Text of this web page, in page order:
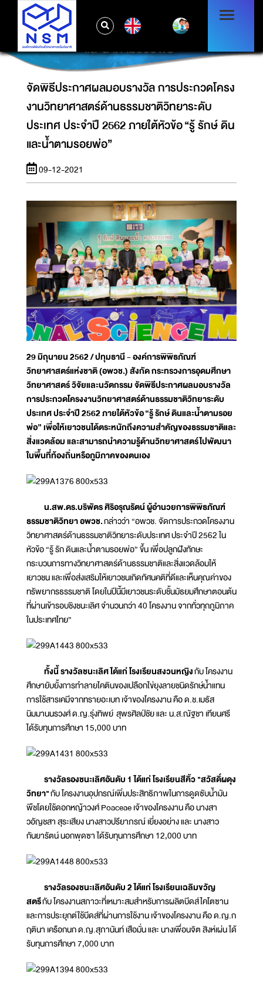
จัดพิธีประกาศผลมอบรางวัล การประกวดโครง
งานวิทยาศาสตร์ด้านธรรมชาติวิทยาระดับ
ประเทศ ประจำปี 2562 ภายใต้หัวข้อ “รู้ รักษ์ ดิน
และน้ำตามรอยพ่อ”
จัดพิธีประกาศผลมอบรางวัล การประกวดโครง
งานวิทยาศาสตร์ด้านธรรมชาติวิทยาระดับ
ประเทศ ประจำปี 2562 ภายใต้หัวข้อ “รู้ รักษ์ ดิน
และน้ำตามรอยพ่อ”
09-12-2021
29 มิถุนายน 2562 / ปทุมธานี - องค์การพิพิธภัณฑ์
วิทยาศาสตร์แห่งชาติ (อพวช.) สังกัด กระทรวงการอุดมศึกษา
วิทยาศาสตร์ วิจัยและนวัตกรรม จัดพิธีประกาศผลมอบรางวัล
การประกวดโครงงานวิทยาศาสตร์ด้านธรรมชาติวิทยาระดับ
ประเทศ ประจำปี 2562 ภายใต้หัวข้อ“รู้ รักษ์ ดินและน้ำตามรอย
พ่อ” เพื่อให้เยาวชนได้ตระหนักถึงความสำคัญของธรรมชาติและ
สิ่งแวดล้อม และสามารถนำความรู้ด้านวิทยาศาสตร์ไปพัฒนา
ในพื้นที่ท้องถิ่นหรือภูมิภาคของตนเอง
น.สพ.ดร.บริพัตร ศิริอรุณรัตน์ ผู้อำนวยการพิพิธภัณฑ์
ธรรมชาติวิทยา อพวช.กล่าวว่า “อพวช. จัดการประกวดโครงงาน
วิทยาศาสตร์ด้านธรรมชาติวิทยาระดับประเทศ ประจำปี 2562 ใน
หัวข้อ “รู้ รัก ดินและน้ำตามรอยพ่อ” ขึ้น เพื่อปลูกฝังทักษะ
กระบวนการทางวิทยาศาสตร์ด้านธรรมชาติและสิ่งแวดล้อมให้
เยาวชน และเพื่อส่งเสริมให้เยาวชนเกิดทัศนคติที่ดีและเห็นคุณค่าของ
ทรัพยากรธรรมชาติ โดยในปีนี้มีเยาวชนระดับชั้นมัธยมศึกษาตอนต้น
ที่ผ่านเข้ารอบชิงชนะเลิศ จำนวนกว่า 40 โครงงาน จากทั่วทุกภูมิภาค
ในประเทศไทย”
ทั้งนี้ รางวัลชนะเลิศ ได้แก่ โรงเรียนสงวนหญิงกับ โครงงาน
ศึกษายับยั้งการทำลายไคตินของเปลือกไข่ยุงลายชนิดรักษ์น้ำแทน
การใช้สารเคมีจากทรายอะเบท เจ้าของโครงงาน คือ ด.ช.เมธัส
นิมมานนรวงศ์ ด.ญ.รุ่งทิพย์ สุพรศิลป์ชัย และ น.ส.ณัฐชา เทียนศรี
ได้รับทุนการศึกษา 15,000 บาท
รางวัลรองชนะเลิศอันดับ 1 ได้แก่ โรงเรียนสีคิ้ว "สวัสดิ์ผดุง
วิทยา"กับ โครงงานอุปกรณ์เพิ่มประสิทธิภาพในการดูดซับน้ำมัน
พืชโดยใช้ดอกหญ้าวงศ์ Poaceae เจ้าของโครงงาน คือ นางสา
วอัญชสา สุระเสียง นางสาวปรียาภรณ์ เยี่ยงอย่าง และ นางสาว
กันยารัตน์ นอกพุดซา ได้รับทุนการศึกษา 12,000 บาท
รางวัลรองชนะเลิศอันดับ 2 ได้แก่ โรงเรียนเฉลิมขวัญ
สตรีกับ โครงงานสภาวะที่เหมาะสมสำหรับการผลิตบีดส์ไคโตซาน
และการประยุกต์ใช้บีดส์ที่ผ่านการใช้งาน เจ้าของโครงงาน คือ ด.ญ.ก
ฤตินา เครือกนก ด.ญ.สุภานันท์ เสือมั่น และ นางเพื่อนจิต สิงห์เผ่น ได้
รับทุนการศึกษา 7,000 บาท